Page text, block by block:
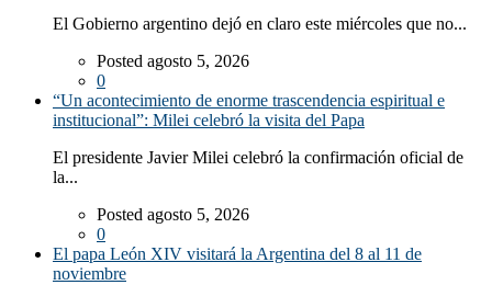
El Gobierno argentino dejó en claro este miércoles que no...
Posted agosto 5, 2026
0
“Un acontecimiento de enorme trascendencia espiritual e
institucional”: Milei celebró la visita del Papa
El presidente Javier Milei celebró la confirmación oficial de
la...
Posted agosto 5, 2026
0
El papa León XIV visitará la Argentina del 8 al 11 de
noviembre